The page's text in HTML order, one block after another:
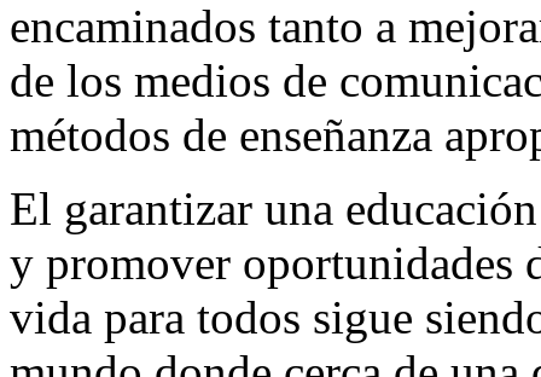
encaminados tanto a
de los medios de
métodos de enseñanza
El garantizar una
y promover oportunidades
vida para todos sigue